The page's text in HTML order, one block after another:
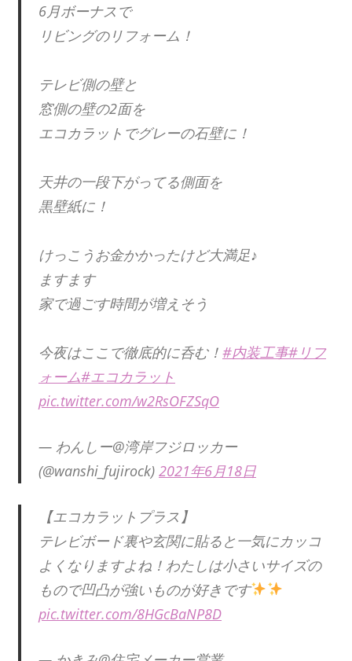
6月ボーナスで
リビングのリフォーム！
テレビ側の壁と
窓側の壁の2面を
エコカラットでグレーの石壁に！
天井の一段下がってる側面を
黒壁紙に！
けっこうお金かかったけど大満足♪
ますます
家で過ごす時間が増えそう
今夜はここで徹底的に呑む！ #内装工事#リフ
ォーム#エコカラット
pic.twitter.com/w2RsOFZSqO
— わんしー@湾岸フジロッカー
(@wanshi_fujirock) 2021年6月18日
【エコカラットプラス】
テレビボード裏や玄関に貼ると一気にカッコ
よくなりますよね！わたしは小さいサイズの
もので凹凸が強いものが好きです
pic.twitter.com/8HGcBaNP8D